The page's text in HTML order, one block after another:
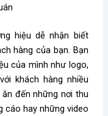
hiệu dễ nhận biết
hàng của bạn. Bạn
của mình như logo,
khách hàng nhiều
đến những nơi thu
cáo hay những video